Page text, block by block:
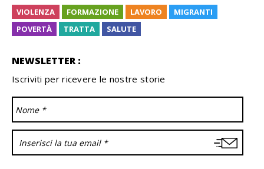
VIOLENZA FORMAZIONE LAVORO
MIGRANTI
POVERTÀ
TRATTA SALUTE
NEWSLETTER :
Iscriviti per ricevere le nostre storie